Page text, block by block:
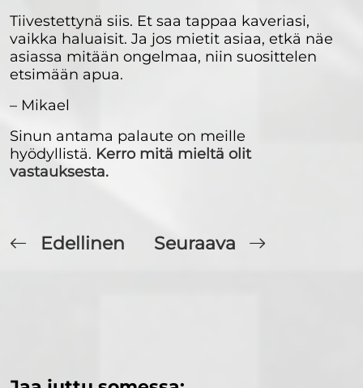
Tiivestettynä siis. Et saa tappaa kaveriasi,
vaikka haluaisit. Ja jos mietit asiaa, etkä näe
asiassa mitään ongelmaa, niin suosittelen
etsimään apua.
– Mikael
Sinun antama palaute on meille
hyödyllistä. Kerro mitä mieltä olit
vastauksesta.
Edellinen Seuraava